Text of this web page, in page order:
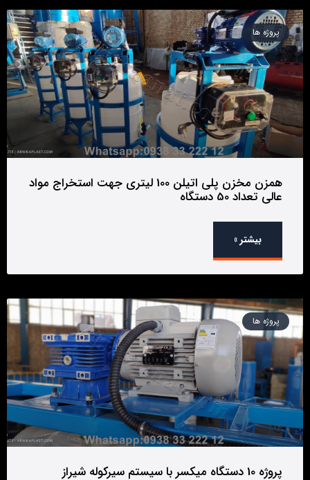
پروژه ها
همزن مخزن پلی اتیلن 100 لیتری جهت استخراج مواد
عالی تعداد 50 دستگاه
بیشتر »
پروژه ها
پروژه 10 دستگاه میکسر با سیستم سیرکوله شیراز